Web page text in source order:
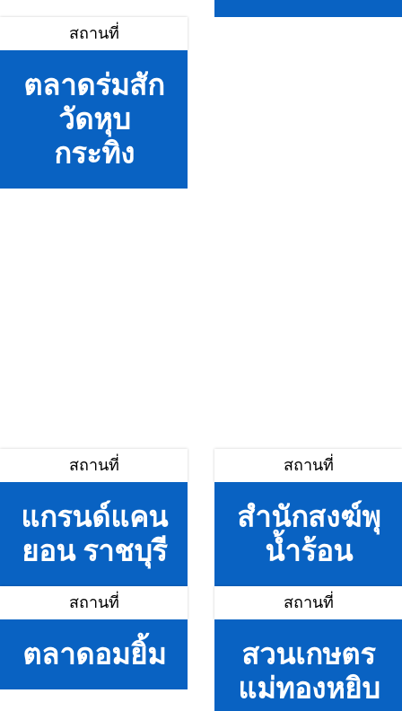
สถานที่
ตลาดร่มสัก
วัดหุบ
กระทิง
สถานที่
แกรนด์แคน
ยอน ราชบุรี
สถานที่
สำนักสงฆ์พุ
น้ำร้อน
สถานที่
ตลาดอมยิ้ม
สถานที่
สวนเกษตร
แม่ทองหยิบ